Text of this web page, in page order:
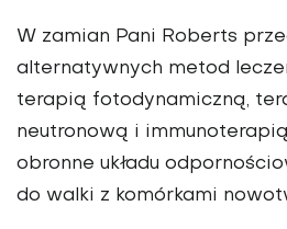
W zamian Pani Roberts
alternatywnych metod
terapią fotodynamiczną,
neutronową i
obronne układu
do walki z komórkami